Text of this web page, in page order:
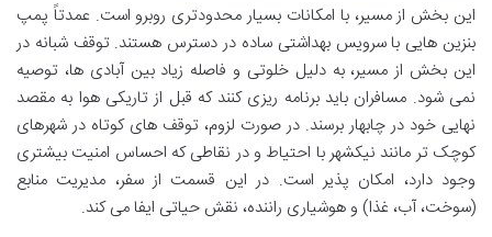
این بخش از مسیر، با امکانات بسیار محدودتری روبرو است. عمدتاً پمپ
بنزین هایی با سرویس بهداشتی ساده در دسترس هستند. توقف شبانه در
این بخش از مسیر، به دلیل خلوتی و فاصله زیاد بین آبادی ها، توصیه
نمی شود. مسافران باید برنامه ریزی کنند که قبل از تاریکی هوا به مقصد
نهایی خود در چابهار برسند. در صورت لزوم، توقف های کوتاه در شهرهای
کوچک تر مانند نیکشهر با احتیاط و در نقاطی که احساس امنیت بیشتری
وجود دارد، امکان پذیر است. در این قسمت از سفر، مدیریت منابع
(سوخت، آب، غذا) و هوشیاری راننده، نقش حیاتی ایفا می کند.